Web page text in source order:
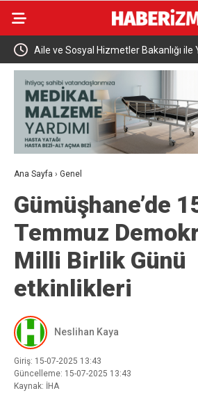
Aile ve Sosyal Hizmetler Bakanlığı ile
Belediyesinden İş Birliği
Ana Sayfa › Genel
Gümüşhane’de
Temmuz
Milli Birlik Günü
etkinlikleri
Neslihan Kaya
Giriş: 15-07-2025 13:43
Güncelleme: 15-07-2025 13:43
Kaynak: İHA